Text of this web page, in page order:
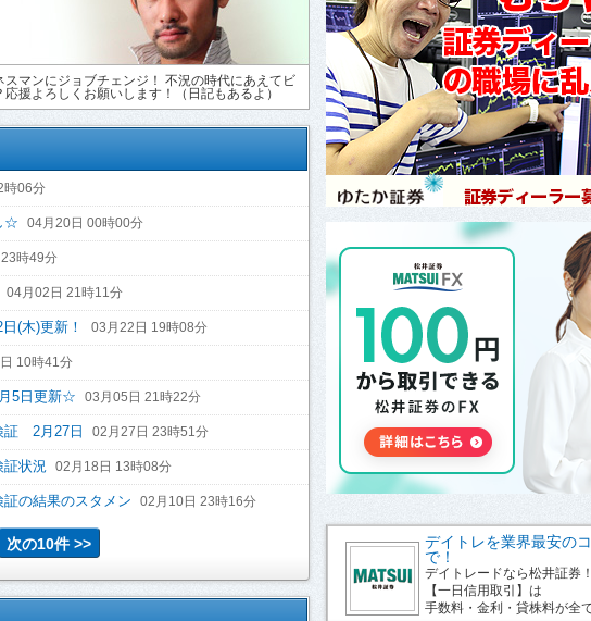
マンにジョブチェンジ！ 不況の時代にあえてビ
援よろしくお願いします！（日記もあるよ）
時06分
☆ 04月20日 00時00分
時49分
04月02日 21時11分
(木)更新！ 03月22日 19時08分
10時41分
5日更新☆ 03月05日 21時22分
証 2月27日 02月27日 23時51分
状況 02月18日 13時08分
の結果のスタメン 02月10日 23時16分
次の10件 >>
デイトレを業界最安の
で！
デイトレードなら松井証券！
【一日信用取引】は
手数料・金利・貸株料が全